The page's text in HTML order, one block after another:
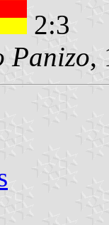
2:3
Panizo,